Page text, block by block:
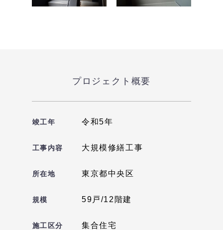
プロジェクト概要
竣工年 令和5年
工事内容 大規模修繕工事
所在地 東京都中央区
規模 59戸/12階建
施工区分 集合住宅